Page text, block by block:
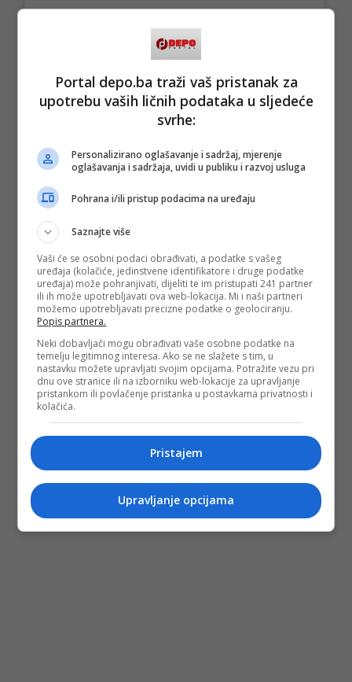
(Avaz.ba/DEPO PORTAL/au)
PODIJELI NA
Depo.ba
Portal depo.ba traži vaš pristanak za
upotrebu vaših ličnih podataka u sljedeće
svrhe:
Personalizirano oglašavanje i sadržaj, mjerenje
oglašavanja i sadržaja, uvidi u publiku i razvoj usluga
Pohrana i/ili pristup podacima na uređaju
Saznajte više
Vaši će se osobni podaci obrađivati, a podatke s vašeg
uređaja (kolačiće, jedinstvene identifikatore i druge podatke
uređaja) može pohranjivati, dijeliti te im pristupati 241 partner
ili ih može upotrebljavati ova web-lokacija. Mi i naši partneri
možemo upotrebljavati precizne podatke o geolociranju.
Popis partnera.
Neki dobavljači mogu obrađivati vaše osobne podatke na
temelju legitimnog interesa. Ako se ne slažete s tim, u
nastavku možete upravljati svojim opcijama. Potražite vezu pri
dnu ove stranice ili na izborniku web-lokacije za upravljanje
pristankom ili povlačenje pristanka u postavkama privatnosti i
kolačića.
Pristajem
Upravljanje opcijama